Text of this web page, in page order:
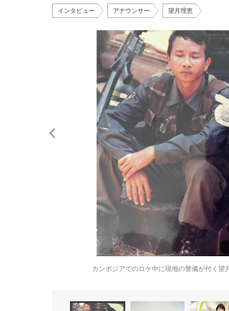
インタビュー アナウンサー 望月理恵
カンボジアでのロケ中に現地の警備が付く